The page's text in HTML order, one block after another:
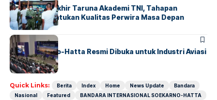
Sidang Pantukhir Taruna Akademi TNI, Tahapan
Strategis Tentukan Kualitas Perwira Masa Depan
BANDARA BERITA
IALC Soekarno-Hatta Resmi Dibuka untuk Industri Aviasi
Dunia
Quick Links: Berita Index Home News Update
Bandara
Nasional
Featured
BANDARA INTERNASIONAL SOEKARNO-HATTA